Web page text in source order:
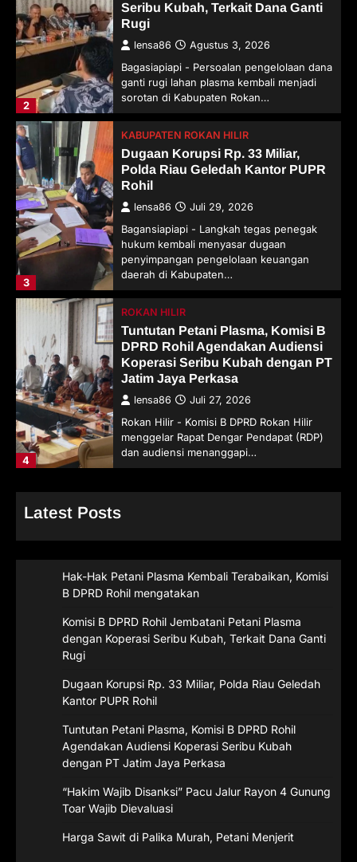
2
Seribu Kubah, Terkait Dana Ganti
Rugi
lensa86 Agustus 3, 2026
Bagasiapiapi - Persoalan pengelolaan dana
ganti rugi lahan plasma kembali menjadi
sorotan di Kabupaten Rokan…
3
KABUPATEN ROKAN HILIR
Dugaan Korupsi Rp. 33 Miliar,
Polda Riau Geledah Kantor PUPR
Rohil
lensa86 Juli 29, 2026
Bagansiapiapi - Langkah tegas penegak
hukum kembali menyasar dugaan
penyimpangan pengelolaan keuangan
daerah di Kabupaten…
4
ROKAN HILIR
Tuntutan Petani Plasma, Komisi B
DPRD Rohil Agendakan Audiensi
Koperasi Seribu Kubah dengan PT
Jatim Jaya Perkasa
lensa86 Juli 27, 2026
Rokan Hilir - Komisi B DPRD Rokan Hilir
menggelar Rapat Dengar Pendapat (RDP)
dan audiensi menanggapi…
Latest Posts
Hak-Hak Petani Plasma Kembali Terabaikan, Komisi
B DPRD Rohil mengatakan
Komisi B DPRD Rohil Jembatani Petani Plasma
dengan Koperasi Seribu Kubah, Terkait Dana Ganti
Rugi
Dugaan Korupsi Rp. 33 Miliar, Polda Riau Geledah
Kantor PUPR Rohil
Tuntutan Petani Plasma, Komisi B DPRD Rohil
Agendakan Audiensi Koperasi Seribu Kubah
dengan PT Jatim Jaya Perkasa
“Hakim Wajib Disanksi” Pacu Jalur Rayon 4 Gunung
Toar Wajib Dievaluasi
Harga Sawit di Palika Murah, Petani Menjerit